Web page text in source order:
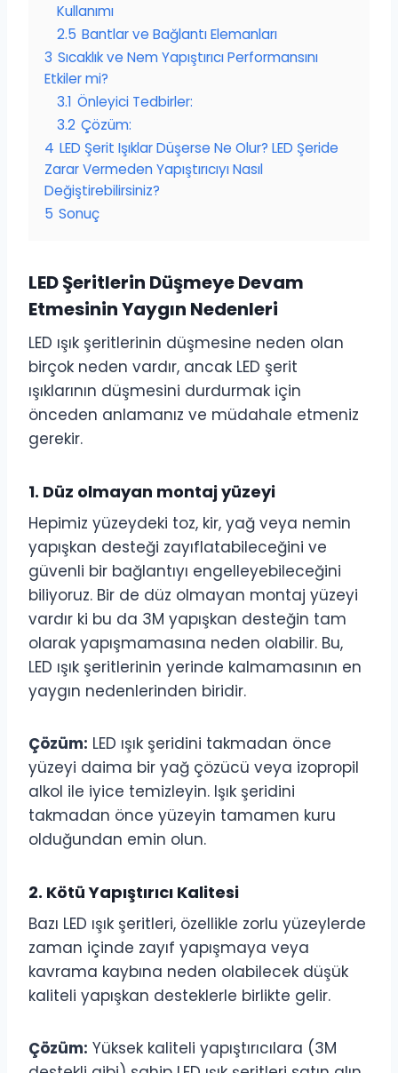
Kullanımı
2.5 Bantlar ve Bağlantı Elemanları
3 Sıcaklık ve Nem Yapıştırıcı Performansını
Etkiler mi?
3.1 Önleyici Tedbirler:
3.2 Çözüm:
4 LED Şerit Işıklar Düşerse Ne Olur? LED Şeride
Zarar Vermeden Yapıştırıcıyı Nasıl
Değiştirebilirsiniz?
5 Sonuç
LED Şeritlerin Düşmeye Devam
Etmesinin Yaygın Nedenleri
LED ışık şeritlerinin düşmesine neden olan
birçok neden vardır, ancak LED şerit
ışıklarının düşmesini durdurmak için
önceden anlamanız ve müdahale etmeniz
gerekir.
1. Düz olmayan montaj yüzeyi
Hepimiz yüzeydeki toz, kir, yağ veya nemin
yapışkan desteği zayıflatabileceğini ve
güvenli bir bağlantıyı engelleyebileceğini
biliyoruz. Bir de düz olmayan montaj yüzeyi
vardır ki bu da 3M yapışkan desteğin tam
olarak yapışmamasına neden olabilir. Bu,
LED ışık şeritlerinin yerinde kalmamasının en
yaygın nedenlerinden biridir.
Çözüm: LED ışık şeridini takmadan önce
yüzeyi daima bir yağ çözücü veya izopropil
alkol ile iyice temizleyin. Işık şeridini
takmadan önce yüzeyin tamamen kuru
olduğundan emin olun.
2. Kötü Yapıştırıcı Kalitesi
Bazı LED ışık şeritleri, özellikle zorlu yüzeylerde
zaman içinde zayıf yapışmaya veya
kavrama kaybına neden olabilecek düşük
kaliteli yapışkan desteklerle birlikte gelir.
Çözüm: Yüksek kaliteli yapıştırıcılara (3M